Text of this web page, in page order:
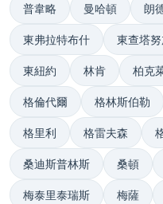
普韋略 曼哈頓 朗
東弗拉特布什 東查塔
東紐約 林肯 柏克
格倫代爾 格林斯伯勒
格里利 格雷夫森
桑迪斯普林斯 桑頓
梅泰里泰瑞斯 梅薩